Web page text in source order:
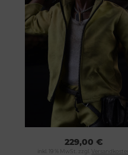
229,00 €
inkl. 19 % MwSt. zzgl. Versandkosten